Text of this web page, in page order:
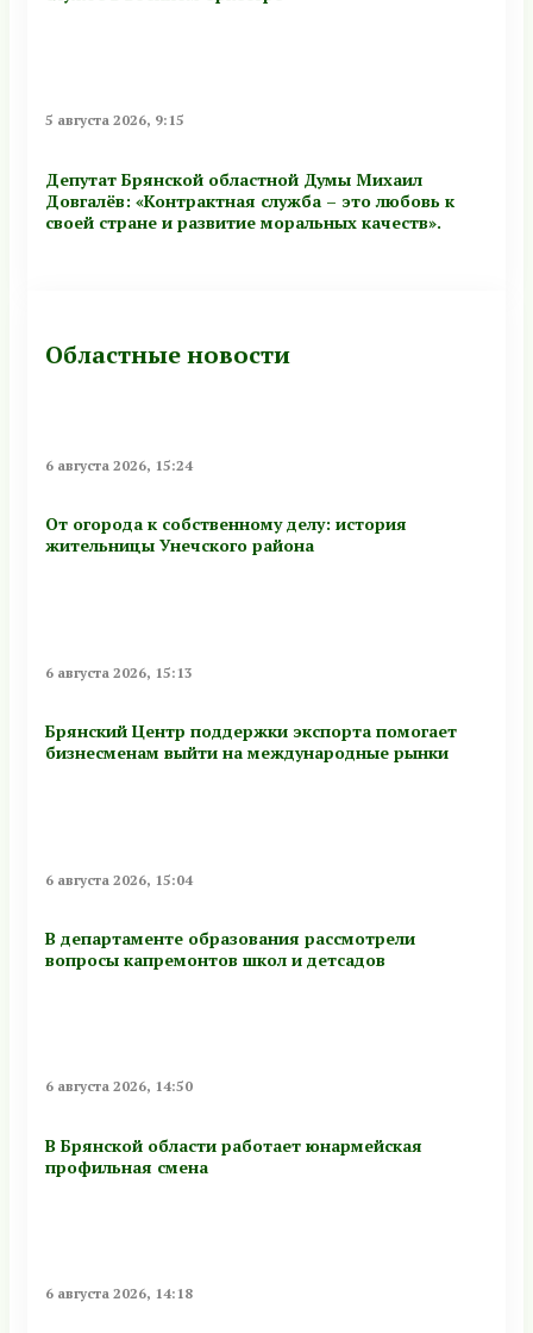
5 августа 2026, 9:15
Депутат Брянской областной Думы Михаил
Довгалёв: «Контрактная служба – это любовь к
своей стране и развитие моральных качеств».
Областные новости
6 августа 2026, 15:24
От огорода к собственному делу: история
жительницы Унечского района
6 августа 2026, 15:13
Брянский Центр поддержки экспорта помогает
бизнесменам выйти на международные рынки
6 августа 2026, 15:04
В департаменте образования рассмотрели
вопросы капремонтов школ и детсадов
6 августа 2026, 14:50
В Брянской области работает юнармейская
профильная смена
6 августа 2026, 14:18